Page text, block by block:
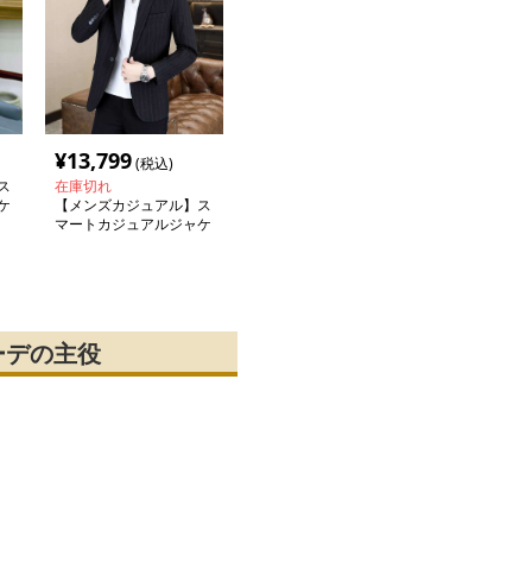
¥13,799(税込)
在庫切れ
【メンズカジュアル】ス
マートカジュアルジャケ
の主役